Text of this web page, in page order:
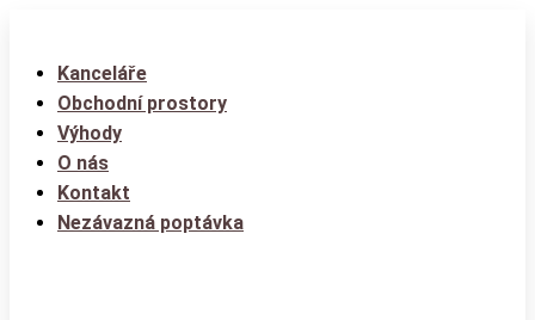
Kanceláře
Obchodní prostory
Výhody
O nás
Kontakt
Nezávazná poptávka